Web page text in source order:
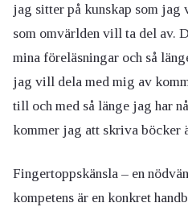
jag sitter på kunskap som jag
som omvärlden vill ta del av.
mina föreläsningar och så
jag vill dela med mig av
till och med så länge jag har
kommer jag att skriva böcker
Fingertoppskänsla – en
kompetens är en konkret